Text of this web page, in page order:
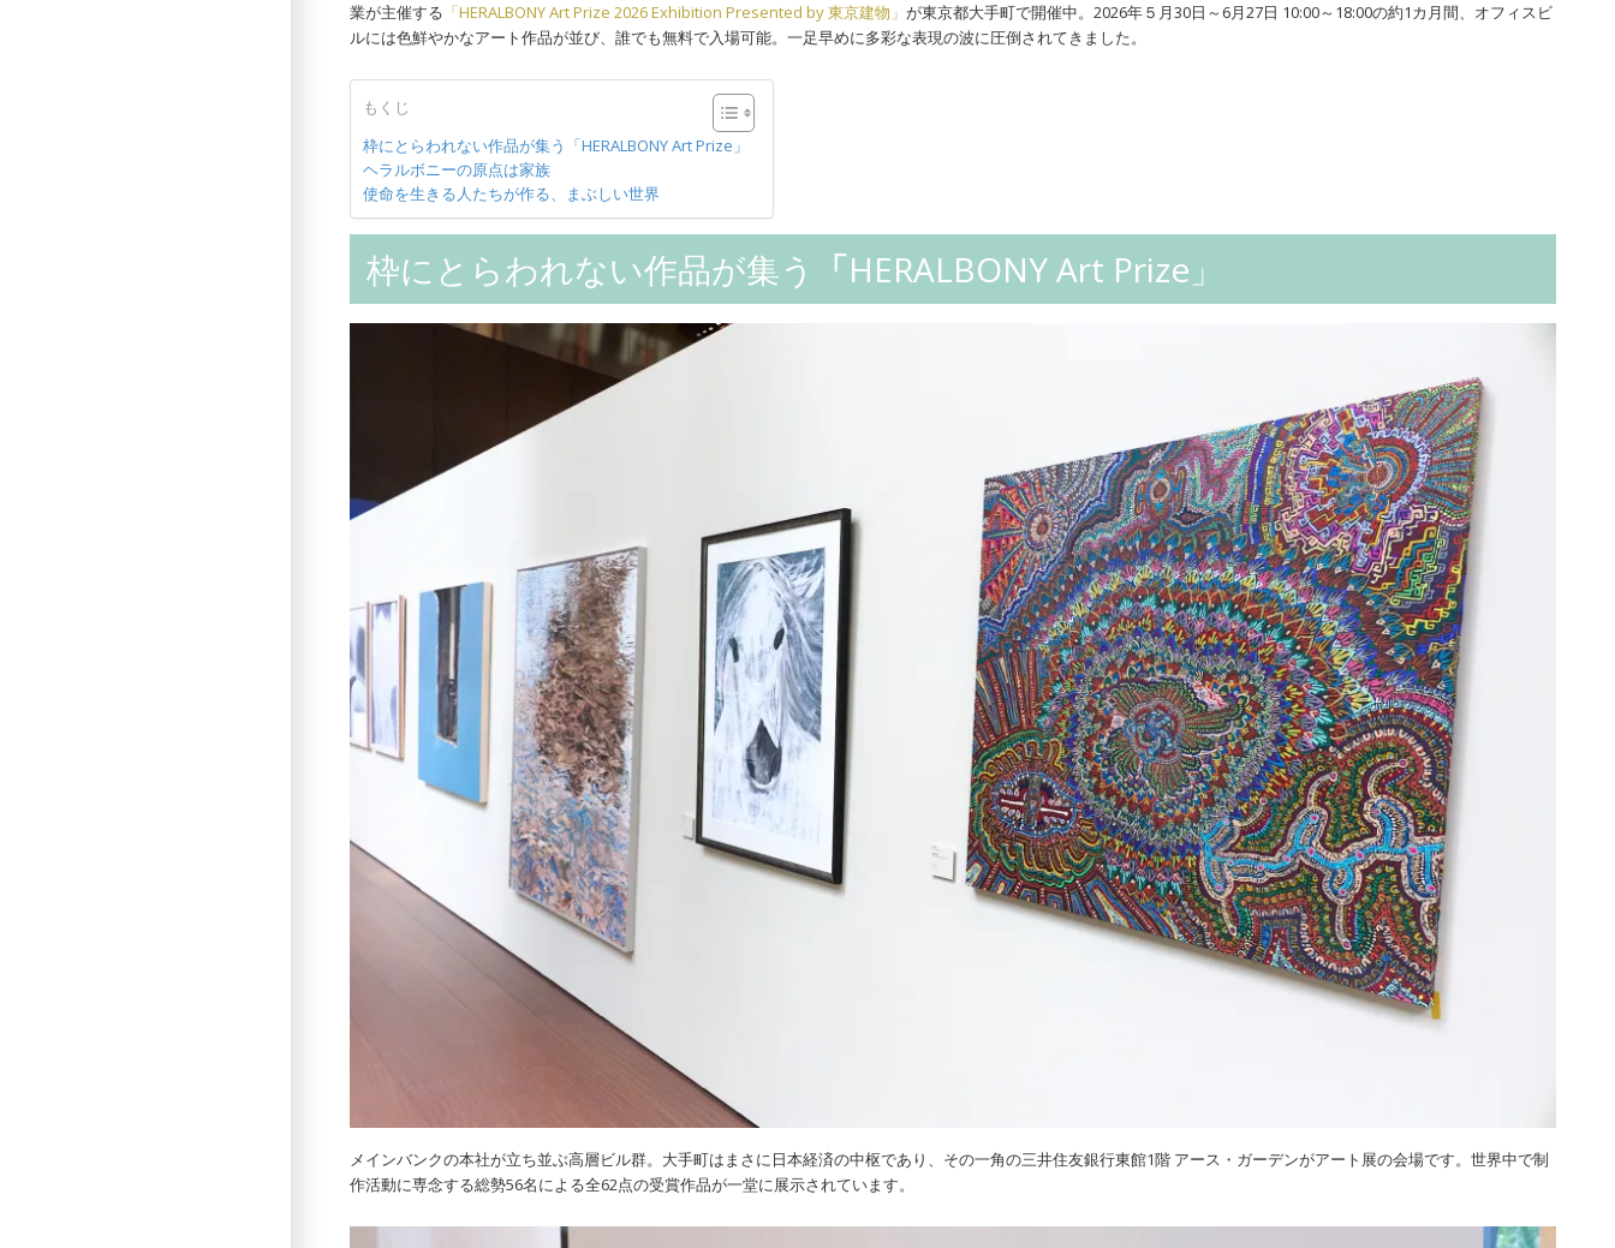
業が主催する 「HERALBONY Art Prize 2026 Exhibition Presented by 東京建物」が東京都大手町で開催中。2026年５月30日～6月27日 10:00～18:00の約1カ月間、オフィスビ
ルには色鮮やかなアート作品が並び、誰でも無料で入場可能。一足早めに多彩な表現の波に圧倒されてきました。
もくじ
枠にとらわれない作品が集う「HERALBONY Art Prize」
ヘラルボニーの原点は家族
使命を生きる人たちが作る、まぶしい世界
枠にとらわれない作品が集う 「HERALBONY Art Prize」
メインバンクの本社が立ち並ぶ高層ビル群。大手町はまさに日本経済の中枢であり、その一角の三井住友銀行東館1階 アース・ガーデンがアート展の会場です。世界中で制
作活動に専念する総勢56名による全62点の受賞作品が一堂に展示されています。